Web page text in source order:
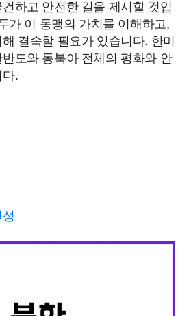
하고 안전한 길을 제시할 것입
가 이 동맹의 가치를 이해하고,
결속할 필요가 있습니다. 한미
도와 동북아 전체의 평화와 안
.